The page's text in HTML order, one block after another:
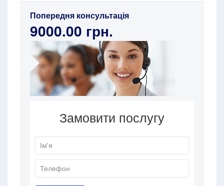
Попередня консультація
9000.00 грн.